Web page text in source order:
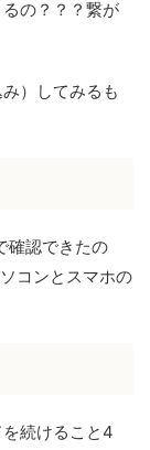
の？？？繋が
）してみるも
確認できたの
コンとスマホの
続けること4